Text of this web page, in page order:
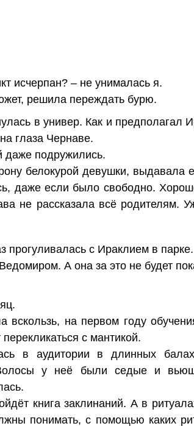
исчерпан? – не унималась я.
решила переждать бурю.
в универ. Как и предполагал
глаза Чернаве.
даже подружились.
белокурой девушки, выдавала
даже если было свободно.
не рассказала всё родителям.
прогуливалась с Ираклием в парке.
А она за это не будет
вскользь, на первом году
с мантикой.
в аудитории в длинных
Волосы у неё были седые и
книга заклинаний. А в
понимать, с помощью каких